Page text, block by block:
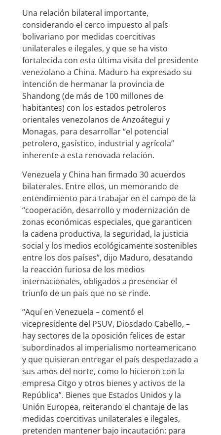
Una relación bilateral importante,
considerando el cerco impuesto al país
bolivariano por medidas coercitivas
unilaterales e ilegales, y que se ha visto
fortalecida con esta última visita del presidente
venezolano a China. Maduro ha expresado su
intención de hermanar la provincia de
Shandong (de más de 100 millones de
habitantes) con los estados petroleros
orientales venezolanos de Anzoátegui y
Monagas, para desarrollar “el potencial
petrolero, gasístico, industrial y agrícola”
inherente a esta renovada relación.
Venezuela y China han firmado 30 acuerdos
bilaterales. Entre ellos, un memorando de
entendimiento para trabajar en el campo de la
“cooperación, desarrollo y modernización de
zonas económicas especiales, que garanticen
la cadena productiva, la seguridad, la justicia
social y los medios ecológicamente sostenibles
entre los dos países”, dijo Maduro, desatando
la reacción furiosa de los medios
internacionales, obligados a presenciar el
triunfo de un país que no se rinde.
“Aquí en Venezuela – comentó el
vicepresidente del PSUV, Diosdado Cabello, –
hay sectores de la oposición felices de estar
subordinados al imperialismo norteamericano
y que quisieran entregar el país despedazado a
sus amos del norte, como lo hicieron con la
empresa Citgo y otros bienes y activos de la
República”. Bienes que Estados Unidos y la
Unión Europea, reiterando el chantaje de las
medidas coercitivas unilaterales e ilegales,
pretenden mantener bajo incautación: para